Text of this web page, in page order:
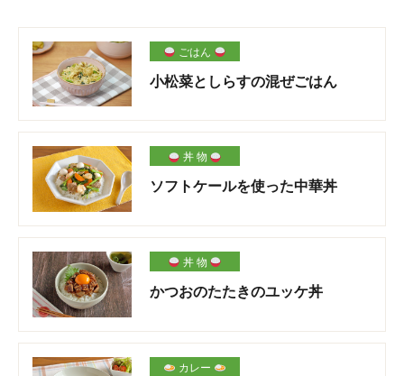
ごはん
小松菜としらすの混ぜごはん
丼 物
ソフトケールを使った中華丼
丼 物
かつおのたたきのユッケ丼
カレー